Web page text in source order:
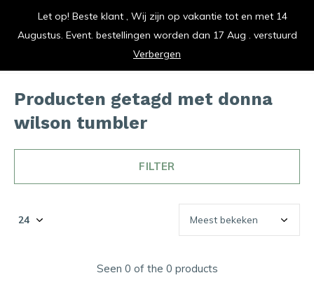
vrolijk je keuken op
Producten getagd met donna
wilson tumbler
FILTER
Seen 0 of the 0 products
Let op! Beste klant , Wij zijn op vakantie tot en met 14
Augustus. Event. bestellingen worden dan 17 Aug . verstuurd
Verbergen